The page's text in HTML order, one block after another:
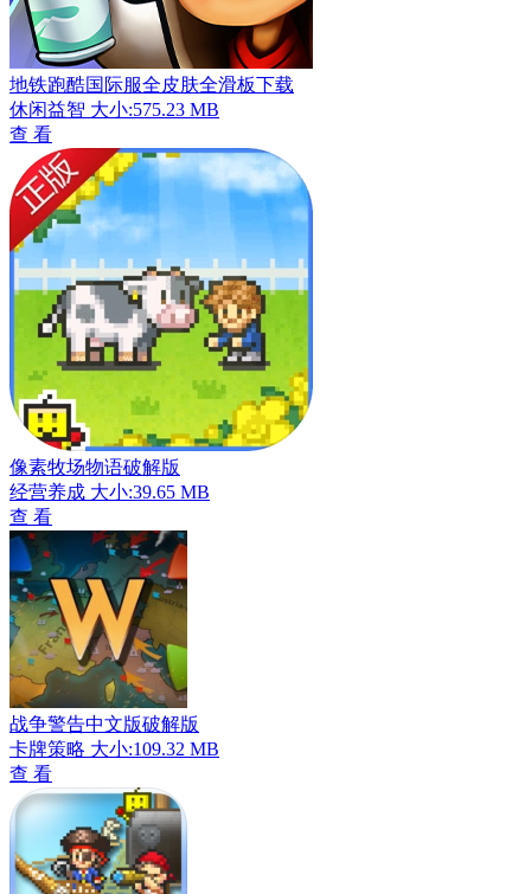
地铁跑酷国际服全皮肤全滑板下载
休闲益智 大小:575.23 MB
查 看
像素牧场物语破解版
经营养成 大小:39.65 MB
查 看
战争警告中文版破解版
卡牌策略 大小:109.32 MB
查 看